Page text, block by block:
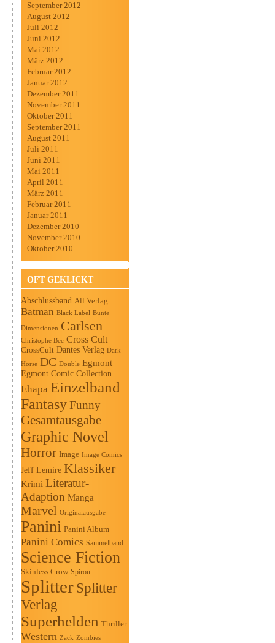
September 2012
August 2012
Juli 2012
Juni 2012
Mai 2012
März 2012
Februar 2012
Januar 2012
Dezember 2011
November 2011
Oktober 2011
September 2011
August 2011
Juli 2011
Juni 2011
Mai 2011
April 2011
März 2011
Februar 2011
Januar 2011
Dezember 2010
November 2010
Oktober 2010
OFT GEKLICKT
Abschlussband All Verlag
Batman Black Label Bunte
Dimensionen Carlsen
Christophe Bec Cross Cult
CrossCult Dantes Verlag Dark
Horse DC Double Egmont
Egmont Comic Collection
Ehapa Einzelband
FantasyFunny
Gesamtausgabe
Graphic Novel
Horror Image Image Comics
Jeff Lemire Klassiker
Krimi Literatur-
Adaption Manga
Marvel Originalausgabe
Panini Panini Album
Panini Comics Sammelband
Science Fiction
Skinless Crow Spirou
Splitter Splitter
Verlag
Superhelden Thriller
Western Zack Zombies